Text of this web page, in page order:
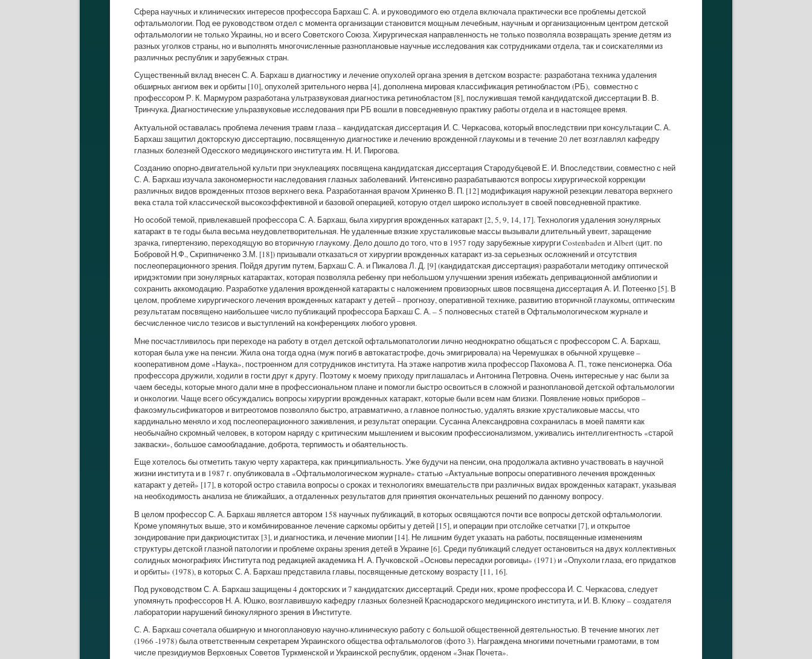
Сфера научных и клинических интересов профессора Бархаш С. А. и руководимого ею отдела включала практически все проблемы детской
офтальмологии. Под ее руководством отдел с момента организации становится мощным лечебным, научным и организационным центром детской
офтальмологии не только Украины, но и всего Советского Союза. Хирургическая направленность не только позволяла возвращать зрение детям из
разных уголков страны, но и выполнять многочисленные разноплановые научные исследования как сотрудниками отдела, так и соискателями из
различных республик и зарубежных стран.
Существенный вклад внесен С. А. Бархаш в диагностику и лечение опухолей органа зрения в детском возрасте: разработана техника удаления
обширных ангиом век и орбиты [10], опухолей зрительного нерва [4], дополнена мировая классификация ретинобластом (РБ), совместно с
профессором Р. К. Мармуром разработана ультразвуковая диагностика ретинобластом [8], послужившая темой кандидатской диссертации В. В.
Тринчука. Диагностические ульразвуковые исследования при РБ вошли в повседневную практику работы отдела и в настоящее время.
Актуальной оставалась проблема лечения травм глаза – кандидатская диссертация И. С. Черкасова, который впоследствии при консультации С. А.
Бархаш защитил докторскую диссертацию, посвященную диагностике и лечению врожденной глаукомы и в течение 20 лет возглавлял кафедру
глазных болезней Одесского медицинского института им. Н. И. Пирогова.
Созданию опорно-двигательной культи при энуклеациях посвящена кандидатская диссертация Стародубцевой Е. И. Впоследствии, совместно с ней
С. А. Бархаш изучала закономерности наследования глазных заболеваний. Интенсивно разрабатываются вопросы хирургической коррекции
различных видов врожденных птозов верхнего века. Разработанная врачом Хриненко В. П. [12] модификация наружной резекции леватора верхнего
века стала той классической высокоэффективной и базовой операцией, которую отдел широко использует в своей повседневной практике.
Но особой темой, привлекавшей профессора С. А. Бархаш, была хирургия врожденных катаракт [2, 5, 9, 14, 17]. Технология удаления зонулярных
катаракт в те годы была весьма неудовлетворительная. Не удаленные вязкие хрусталиковые массы вызывали длительный увеит, заращение
зрачка, гипертензию, переходящую во вторичную глаукому. Дело дошло до того, что в 1957 году зарубежные хирурги Costenbaden и Albert (цит. по
Бобровой Н.Ф., Скрипниченко З.М. [18]) призывали отказаться от хирургии врожденных катаракт из-за серьезных осложнений и отсутствия
послеоперационного зрения. Пойдя другим путем, Бархаш С. А. и Пикалова Л. Д. [9] (кандидатская диссертация) разработали методику оптической
иридэктомии при зонулярных катарактах, которая позволяла ребенку при небольшом улучшении зрения избежать депривационной амблиопии и
сохранить аккомодацию. Разработке удаления врожденной катаракты с наложением провизорных швов посвящена диссертация А. И. Потеенко [5]. В
целом, проблеме хирургического лечения врожденных катаракт у детей – прогнозу, оперативной технике, развитию вторичной глаукомы, оптическим
результатам посвящено наибольшее число публикаций профессора Бархаш С. А. – 5 полновесных статей в Офтальмологическом журнале и
бесчисленное число тезисов и выступлений на конференциях любого уровня.
Мне посчастливилось при переходе на работу в отдел детской офтальмопатологии лично неоднократно общаться с профессором С. А. Бархаш,
которая была уже на пенсии. Жила она тогда одна (муж погиб в автокатастрофе, дочь эмигрировала) на Черемушках в обычной хрущевке –
кооперативном доме «Наука», построенном для сотрудников института. На этаже напротив жила профессор Пахомова А. П., тоже пенсионерка. Оба
профессора дружили, ходили в гости друг к другу. Поэтому к моему приходу приглашалась и Антонина Петровна. Очень интересные у нас были за
чаем беседы, которые много дали мне в профессиональном плане и помогли быстро освоиться в сложной и разноплановой детской офтальмологии
и онкологии. Чаще всего обсуждались вопросы хирургии врожденных катаракт, которые были всем нам близки. Появление новых приборов –
факоэмульсификаторов и витреотомов позволяло быстро, атравматично, а главное полностью, удалять вязкие хрусталиковые массы, что
кардинально меняло и ход послеоперационного заживления, и результат операции. Сусанна Александровна сохранилась в моей памяти как
необычайно скромный человек, в котором наряду с критическим мышлением и высоким профессионализмом, уживались интеллигентность «старой
закваски», большое самообладание, доброта, терпимость и обаятельность.
Еще хотелось бы отметить такую черту характера, как принципиальность. Уже будучи на пенсии, она продолжала активно участвовать в научной
жизни института и в 1987 г. опубликовала в «Офтальмологическом журнале» статью «Актуальные вопросы оперативного лечения врожденных
катаракт у детей» [17], в которой остро ставила вопросы о сроках и технологиях вмешательств при различных видах врожденных катаракт, указывая
на необходимость анализа не ближайших, а отдаленных результатов для принятия окончательных решений по данному вопросу.
В целом профессор С. А. Бархаш является автором 158 научных публикаций, в которых освящаются почти все вопросы детской офтальмологии.
Кроме упомянутых выше, это и комбинированное лечение саркомы орбиты у детей [15], и операции при отслойке сетчатки [7], и открытое
зондирование при дакриоциститах [3], и диагностика, и лечение миопии [14]. Не лишним будет указать на работы, посвященные изменениям
структуры детской глазной патологии и проблеме охраны зрения детей в Украине [6]. Среди публикаций следует остановиться на двух коллективных
солидных монографиях Института под редакцией академика Н. А. Пучковской «Основы пересадки роговицы» (1971) и «Опухоли глаза, его придатков
и орбиты» (1978), в которых С. А. Бархаш представила главы, посвященные детскому возрасту [11, 16].
Под руководством С. А. Бархаш защищены 4 докторских и 7 кандидатских диссертаций. Среди них, кроме профессора И. С. Черкасова, следует
упомянуть профессоров Н. А. Юшко, возглавившую кафедру глазных болезней Краснодарского медицинского института, и И. В. Клюку – создателя
лаборатории нарушений бинокулярного зрения в Институте.
С. А. Бархаш сочетала обширную и многоплановую научно-клиническую работу с большой общественной деятельностью. В течение многих лет
(1966 -1978) была ответственным секретарем Украинского общества офтальмологов (фото 3). Награждена многими почетными грамотами, в том
числе президиумов Верховных Советов Туркменской и Украинской республик, орденом «Знак Почета».